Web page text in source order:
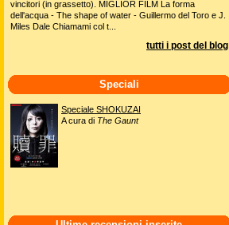
vincitori (in grassetto). MIGLIOR FILM La forma
dell'acqua - The shape of water - Guillermo del Toro e J.
Miles Dale Chiamami col t...
tutti i post del blog
Speciali
Speciale SHOKUZAI
A cura di The Gaunt